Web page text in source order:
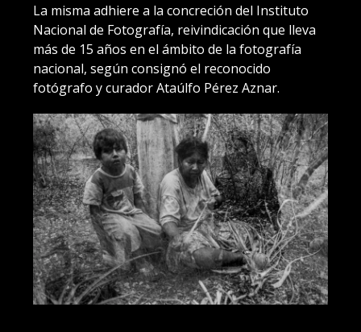
La misma adhiere a la concreción del Instituto
Nacional de Fotografía, reivindicación que lleva
más de 15 años en el ámbito de la fotografía
nacional, según consignó el reconocido
fotógrafo y curador Ataúlfo Pérez Aznar.